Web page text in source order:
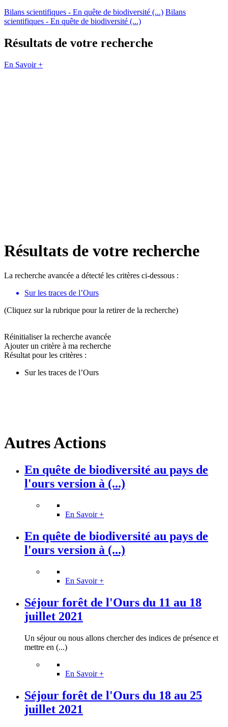
Bilans scientifiques - En quête de biodiversité (...) Bilans
scientifiques - En quête de biodiversité (...)
Résultats de votre recherche
En Savoir +
Résultats de votre recherche
La recherche avancée a détecté les critères ci-dessous :
Sur les traces de l’Ours
(Cliquez sur la rubrique pour la retirer de la recherche)
Réinitialiser la recherche avancée
Ajouter un critère à ma recherche
Résultat pour les critères :
Sur les traces de l’Ours
Autres Actions
En quête de biodiversité au pays de
l'ours version à (...)
En Savoir +
En quête de biodiversité au pays de
l'ours version à (...)
En Savoir +
Séjour forêt de l'Ours du 11 au 18
juillet 2021
Un séjour ou nous allons chercher des indices de présence et
mettre en (...)
En Savoir +
Séjour forêt de l'Ours du 18 au 25
juillet 2021